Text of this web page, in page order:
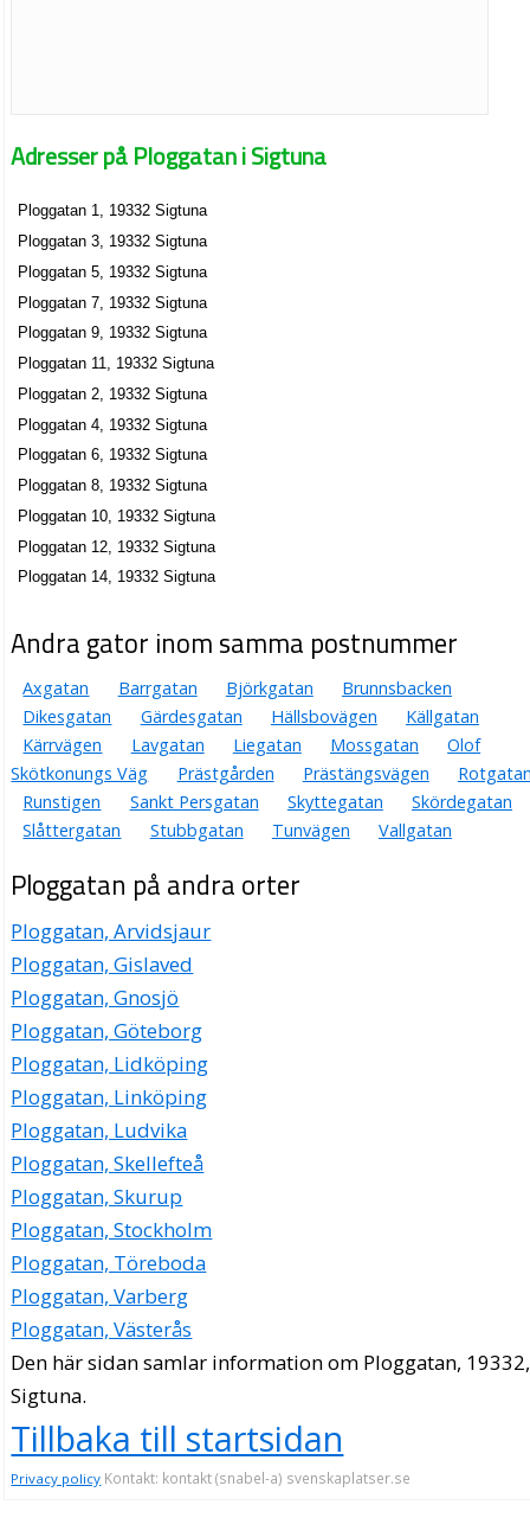
Adresser på Ploggatan i Sigtuna
Ploggatan 1, 19332 Sigtuna
Ploggatan 3, 19332 Sigtuna
Ploggatan 5, 19332 Sigtuna
Ploggatan 7, 19332 Sigtuna
Ploggatan 9, 19332 Sigtuna
Ploggatan 11, 19332 Sigtuna
Ploggatan 2, 19332 Sigtuna
Ploggatan 4, 19332 Sigtuna
Ploggatan 6, 19332 Sigtuna
Ploggatan 8, 19332 Sigtuna
Ploggatan 10, 19332 Sigtuna
Ploggatan 12, 19332 Sigtuna
Ploggatan 14, 19332 Sigtuna
Andra gator inom samma postnummer
Axgatan Barrgatan Björkgatan
Brunnsbacken
Dikesgatan
Gärdesgatan Hällsbovägen
Källgatan
Kärrvägen
Lavgatan Liegatan Mossgatan
Olof
Skötkonungs Väg
Prästgården Prästängsvägen
Runstigen
Sankt Persgatan Skyttegatan
Skördegatan
Slåttergatan
Stubbgatan Tunvägen Vallgatan
Ploggatan på andra orter
Ploggatan, Arvidsjaur
Ploggatan, Gislaved
Ploggatan, Gnosjö
Ploggatan, Göteborg
Ploggatan, Lidköping
Ploggatan, Linköping
Ploggatan, Ludvika
Ploggatan, Skellefteå
Ploggatan, Skurup
Ploggatan, Stockholm
Ploggatan, Töreboda
Ploggatan, Varberg
Ploggatan, Västerås
Den här sidan samlar information om Ploggatan, 19332,
Sigtuna.
Tillbaka till startsidan
Privacy policy Kontakt: kontakt (snabel-a) svenskaplatser.se